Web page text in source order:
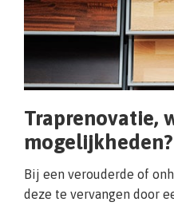
Traprenovatie,
mogelijkheden?
Bij een verouderde of
deze te vervangen door